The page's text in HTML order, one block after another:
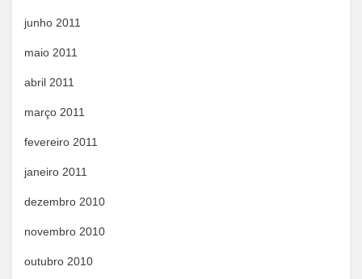
junho 2011
maio 2011
abril 2011
março 2011
fevereiro 2011
janeiro 2011
dezembro 2010
novembro 2010
outubro 2010